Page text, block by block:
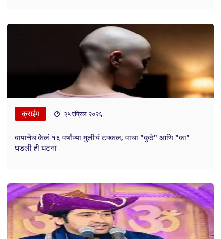
क्राईम २५ एप्रिल २०२६
बापानेच केलं १६ वर्षांच्या मुलीचं टक्कल; वाचा "कुठे" आणि "का"
घडली ही घटना